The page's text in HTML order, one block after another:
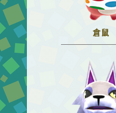
倉鼠